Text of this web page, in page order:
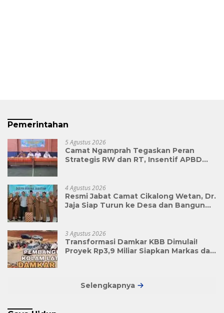
Pemerintahan
5 Agustus 2026
Camat Ngamprah Tegaskan Peran
Strategis RW dan RT, Insentif APBD
4 Agustus 2026
Resmi Jabat Camat Cikalong Wetan, Dr.
Jaja Siap Turun ke Desa dan Bangun
3 Agustus 2026
Transformasi Damkar KBB Dimulai!
Proyek Rp3,9 Miliar Siapkan Markas dan
Selengkapnya